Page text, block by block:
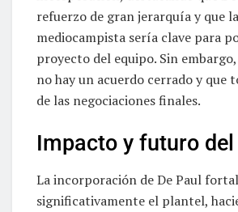
refuerzo de gran jerarquía y que
mediocampista sería clave para
proyecto del equipo. Sin
no hay un acuerdo cerrado y que
de las negociaciones finales.
Impacto y futuro
La incorporación de De Paul
significativamente el plantel,